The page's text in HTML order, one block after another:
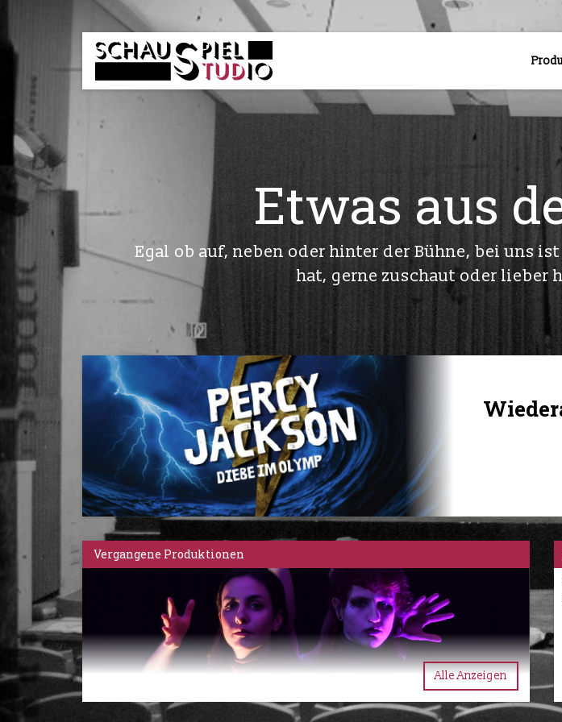
TUD-
Schauspielstudio
Etwas aus
Egal ob auf, neben oder hinter der Bühne, bei uns
hat, gerne zuschaut oder lieber
Vergangene Produktionen
Alle Anzeigen